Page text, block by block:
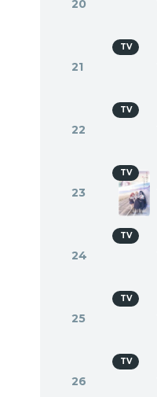
20
21
TV
22
TV
23
TV
24
TV
25
TV
26
TV